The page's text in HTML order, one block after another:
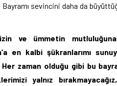
Bayramı sevincini daha da
ve ümmetin
en kalbi şükranlarımı
zaman olduğu gibi bu
yalnız